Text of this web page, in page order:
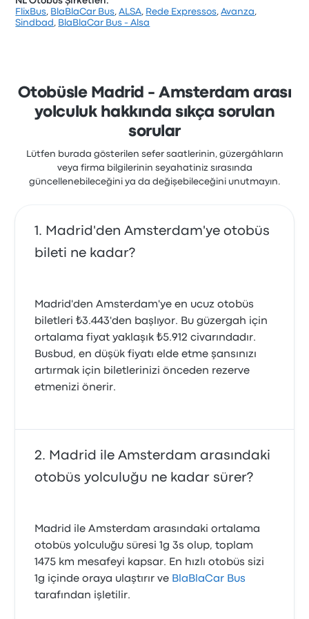
Şirket, 12533 değerlendirmeye dayanarak Busbud’da
₺3.443
FlixBus, BlaBlaCar Bus,ALSA, Rede Expressos,Avanza,
Sindbad , BlaBlaCar Bus - Alsa
Otobüsle Madrid - Amsterdam arası
yolculuk hakkında sıkça sorulan
sorular
Lütfen burada gösterilen sefer saatlerinin, güzergâhların
veya firma bilgilerinin seyahatiniz sırasında
güncellenebileceğini ya da değişebileceğini unutmayın.
Madrid'den Amsterdam'ye otobüs
bileti ne kadar?
Madrid'den Amsterdam'ye en ucuz otobüs
biletleri ₺3.443'den başlıyor. Bu güzergah için
ortalama fiyat yaklaşık ₺5.912 civarındadır.
Busbud, en düşük fiyatı elde etme şansınızı
artırmak için biletlerinizi önceden rezerve
etmenizi önerir.
Madrid ile Amsterdam arasındaki
otobüs yolculuğu ne kadar sürer?
Madrid ile Amsterdam arasındaki ortalama
otobüs yolculuğu süresi 1g 3s olup, toplam
1475 km mesafeyi kapsar. En hızlı otobüs sizi
1g içinde oraya ulaştırır ve BlaBlaCar Bus
tarafından işletilir.